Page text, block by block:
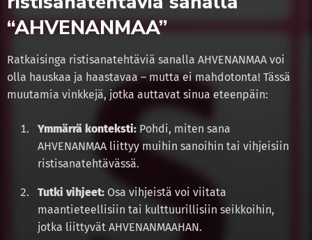
“AHVENANMAA”
Ratkaisinga ristisanatehtäviä sanalla AHVENANMAA voi
olla hauskaa ja haastavaa – mutta ei mahdotonta! Tässä
muutamia vinkkejä, jotka auttavat sinua eteenpäin:
Ymmärrä konteksti: Pohdi, miten sana
AHVENANMAA liittyy muihin sanoihin tai vihjeisiin
ristisanatehtävässä.
Tutki vihjeet: Osa vihjeistä voi viitata
maantieteellisiin tai kulttuurillisiin seikkoihin,
jotka liittyvät AHVENANMAAHAN.